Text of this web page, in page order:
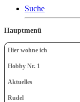
Suche
Hauptmenü
Hier wohne ich
Hobby Nr. 1
Aktuelles
Rudel